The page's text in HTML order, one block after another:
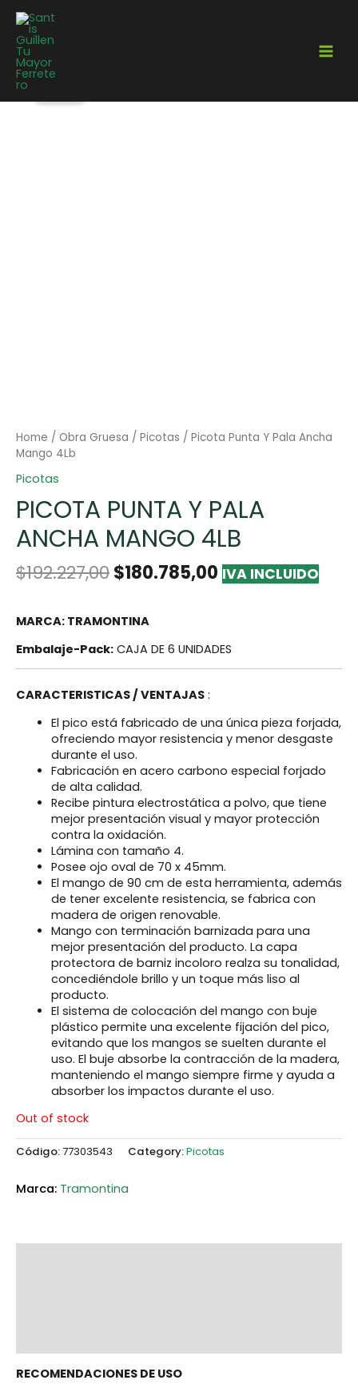
Home / Obra Gruesa / Picotas / Picota Punta Y Pala Ancha
Mango 4Lb
Picotas
PICOTA PUNTA Y PALA
ANCHA MANGO 4LB
$192.227,00$180.785,00 IVA INCLUIDO
MARCA: TRAMONTINA
Embalaje-Pack: CAJA DE 6 UNIDADES
CARACTERISTICAS / VENTAJAS :
El pico está fabricado de una única pieza forjada,
ofreciendo mayor resistencia y menor desgaste
durante el uso.
Fabricación en acero carbono especial forjado
de alta calidad.
Recibe pintura electrostática a polvo, que tiene
mejor presentación visual y mayor protección
contra la oxidación.
Lámina con tamaño 4.
Posee ojo oval de 70 x 45mm.
El mango de 90 cm de esta herramienta, además
de tener excelente resistencia, se fabrica con
madera de origen renovable.
Mango con terminación barnizada para una
mejor presentación del producto. La capa
protectora de barniz incoloro realza su tonalidad,
concediéndole brillo y un toque más liso al
producto.
El sistema de colocación del mango con buje
plástico permite una excelente fijación del pico,
evitando que los mangos se suelten durante el
uso. El buje absorbe la contracción de la madera,
manteniendo el mango siempre firme y ayuda a
absorber los impactos durante el uso.
Out of stock
Código:77303543 Category:Picotas
Tramontina
RECOMENDACIONES DE USO